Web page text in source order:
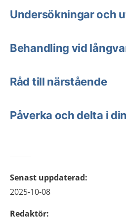
Undersökningar och
Behandling vid
Råd till närstående
Påverka och delta i
Senast uppdaterad:
2025-10-08
Redaktör: